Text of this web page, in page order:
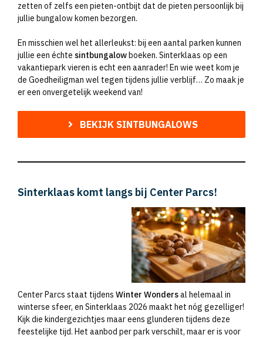
zetten of zelfs een pieten-ontbijt dat de pieten persoonlijk bij
jullie bungalow komen bezorgen.
En misschien wel het allerleukst: bij een aantal parken kunnen
jullie een échte sintbungalowboeken. Sinterklaas op een
vakantiepark vieren is echt een aanrader! En wie weet kom je
de Goedheiligman wel tegen tijdens jullie verblijf… Zo maak je
er een onvergetelijk weekend van!
BEKIJK SINTBUNGALOWS
Sinterklaas komt langs bij Center Parcs!
Center Parcs staat tijdens Winter Wondersal helemaal in
winterse sfeer, en Sinterklaas 2026 maakt het nóg gezelliger!
Kijk die kindergezichtjes maar eens glunderen tijdens deze
feestelijke tijd. Het aanbod per park verschilt, maar er is voor